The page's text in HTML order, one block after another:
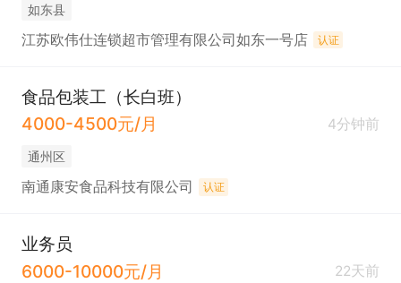
如东县
江苏欧伟仕连锁超市管理有限公司如东一号店 认证
食品包装工（长白班）
4000-4500元/月
4分钟前
通州区
南通康安食品科技有限公司 认证
业务员
6000-10000元/月
22天前